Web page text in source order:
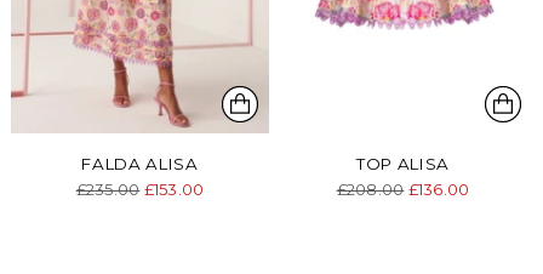
FALDA ALISA
Precio
£235.00 £153.00
TOP ALISA
Precio
£208.00 £136.00